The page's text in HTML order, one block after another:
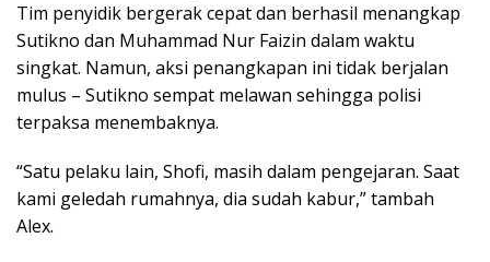
Tim penyidik bergerak cepat dan berhasil menangkap
Sutikno dan Muhammad Nur Faizin dalam waktu
singkat. Namun, aksi penangkapan ini tidak berjalan
mulus – Sutikno sempat melawan sehingga polisi
terpaksa menembaknya.
“Satu pelaku lain, Shofi, masih dalam pengejaran. Saat
kami geledah rumahnya, dia sudah kabur,” tambah
Alex.